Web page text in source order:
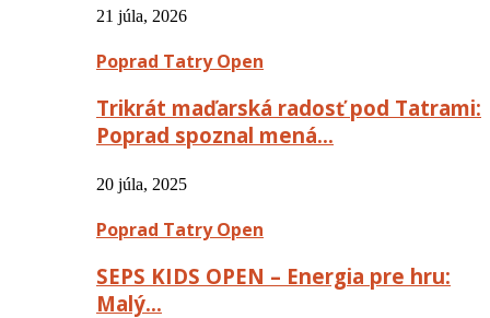
21 júla, 2026
Poprad Tatry Open
Trikrát maďarská radosť pod Tatrami:
Poprad spoznal mená…
20 júla, 2025
Poprad Tatry Open
SEPS KIDS OPEN – Energia pre hru:
Malý…